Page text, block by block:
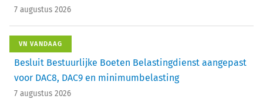
7 augustus 2026
VN VANDAAG
Besluit Bestuurlijke Boeten Belastingdienst aangepast
voor DAC8, DAC9 en minimumbelasting
7 augustus 2026